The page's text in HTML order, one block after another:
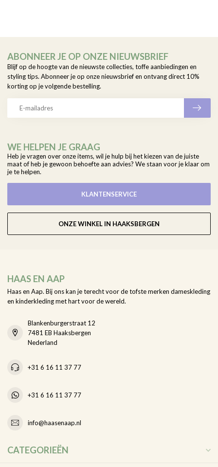
WE HELPEN JE GRAAG
Heb je vragen over onze items, wil je hulp bij het kiezen van de juiste
maat of heb je gewoon behoefte aan advies? We staan voor je klaar om
je te helpen.
KLANTENSERVICE
ONZE WINKEL IN HAAKSBERGEN
ABONNEER JE OP ONZE NIEUWSBRIEF
Blijf op de hoogte van de nieuwste collecties, toffe aanbiedingen en
styling tips. Abonneer je op onze nieuwsbrief en ontvang direct 10%
korting op je volgende bestelling.
HAAS EN AAP
Haas en Aap. Bij ons kan je terecht voor de tofste merken dameskleding
en kinderkleding met hart voor de wereld.
Blankenburgerstraat 12
7481 EB Haaksbergen
Nederland
+31 6 16 11 37 77
+31 6 16 11 37 77
info@haasenaap.nl
CATEGORIEËN